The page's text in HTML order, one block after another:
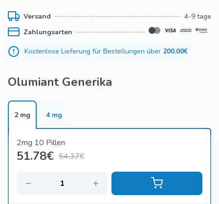
indem es die Aktivität eines Enzyms blockiert, das an der
Entzündungsreaktion des Körpers beteiligt ist, wodurch die
Symptome der Erkrankung verringert werden. Dieses
Medikament wird oral eingenommen und kann allein oder in
Kombination mit anderen Therapien verwendet werden.
Versand
4-9 tage
Zahlungsarten
Kostenlose Lieferung für Bestellungen über 200.00€
Olumiant Generika
2 mg 4 mg
2mg 10 Pillen
51.78€ 54.37€